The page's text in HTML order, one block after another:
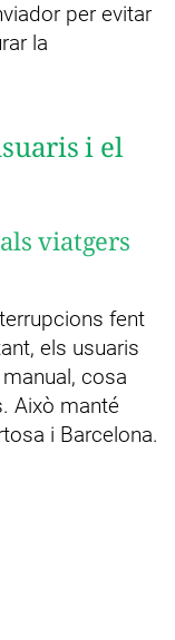
per evitar
la
i el
viatgers
fent
els usuaris
cosa
Això manté
i Barcelona.